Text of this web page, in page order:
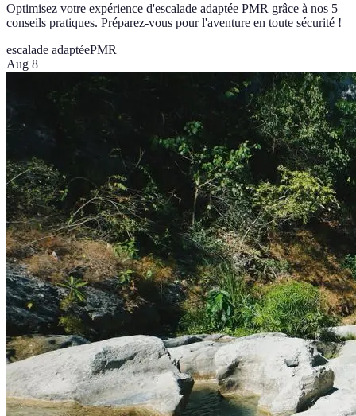
Optimisez votre expérience d'escalade adaptée PMR grâce à nos 5
conseils pratiques. Préparez-vous pour l'aventure en toute sécurité !
escalade adaptéePMR
Aug 8